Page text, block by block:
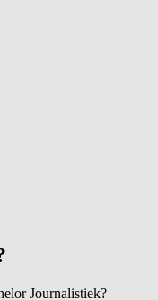
Journalistiek?